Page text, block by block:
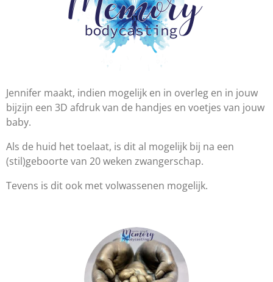
Jennifer maakt, indien mogelijk en in overleg en in jouw
bijzijn een 3D afdruk van de handjes en voetjes van jouw
baby.
Als de huid het toelaat, is dit al mogelijk bij na een
(stil)geboorte van 20 weken zwangerschap.
Tevens is dit ook met volwassenen mogelijk.